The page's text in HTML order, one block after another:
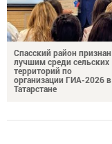
Спасский район признан
лучшим среди сельских
территорий по
организации ГИА-2026 в
Татарстане